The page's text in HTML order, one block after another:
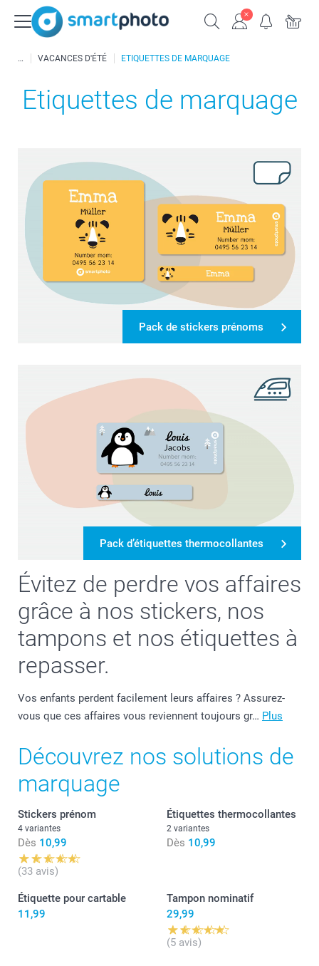
VACANCES D'ÉTÉ ETIQUETTES DE MARQUAGE
Etiquettes de marquage
Évitez de perdre vos affaires
grâce à nos stickers, nos
tampons et nos étiquettes à
repasser.
Vos enfants perdent facilement leurs affaires ? Assurez-
vous que ces affaires vous reviennent toujours gr… Plus
Pack de stickers prénoms
Pack d’étiquettes thermocollantes
Découvrez nos solutions de
marquage
Stickers prénom
4 variantes
Dès 10,99
(33 avis)
Étiquettes thermocollantes
2 variantes
Dès 10,99
Étiquette pour cartable
11,99
Tampon nominatif
29,99
(5 avis)